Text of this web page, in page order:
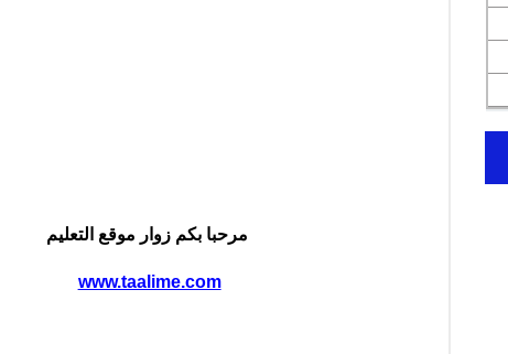
مرحبا بكم زوار موقع التعليم
www.taalime.com